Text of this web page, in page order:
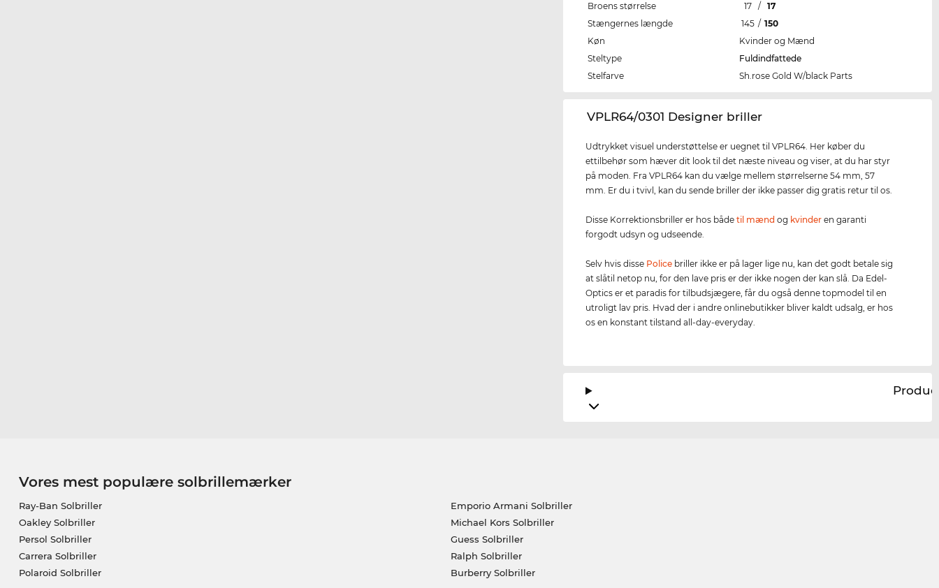
Broens størrelse
17 /
17
Stængernes længde
145 / 150
Køn
Kvinder og Mænd
Steltype
Fuldindfattede
Stelfarve
Sh.rose Gold W/black Parts
‌VPLR64/0301 Designer briller
Udtrykket visuel understøttelse er uegnet til VPLR64. Her køber du
ettilbehør som hæver dit look til det næste niveau og viser, at du har styr
på moden. Fra VPLR64 kan du vælge mellem størrelserne 54 mm, 57
mm. Er du i tvivl, kan du sende briller der ikke passer dig gratis retur til os.
Disse Korrektionsbriller er hos bådetil mænd og kvinder en garanti
forgodt udsyn og udseende.
Selv hvis disse Police briller ikke er på lager lige nu, kan det godt betale sig
at slåtil netop nu, for den lave pris er der ikke nogen der kan slå. Da Edel-
Optics er et paradis for tilbudsjægere, får du også denne topmodel til en
utroligt lav pris. Hvad der i andre onlinebutikker bliver kaldt udsalg, er hos
os en konstant tilstand all-day-everyday.
Vores mest populære solbrillemærker
Ray-Ban Solbriller
Oakley Solbriller
Persol Solbriller
Carrera Solbriller
Polaroid Solbriller
Emporio Armani Solbriller
Michael Kors Solbriller
Guess Solbriller
Ralph Solbriller
Burberry Solbriller